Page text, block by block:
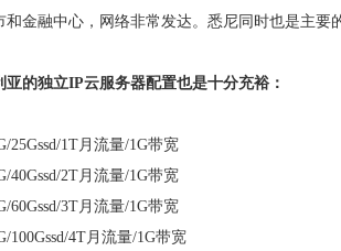
和金融中心，网络非常发达。悉尼同时也是主
亚的独立IP云服务器配置也是十分充裕：
25Gssd/1T月流量/1G带宽
40Gssd/2T月流量/1G带宽
60Gssd/3T月流量/1G带宽
100Gssd/4T月流量/1G带宽